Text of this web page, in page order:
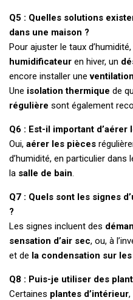
Q5 : Quelles solutions
dans une maison ?
Pour ajuster le taux
humidificateur en hiver, un
encore installer une
Une isolation thermique de
régulière sont également
Q6 : Est-il important
Oui, aérer les pièces
d’humidité, en particulier
la salle de bain.
Q7 : Quels sont les signes
?
Les signes incluent des
sensation d’air sec, ou, à
et de la condensation sur
Q8 : Puis-je utiliser des
Certaines plantes d’intérieur,